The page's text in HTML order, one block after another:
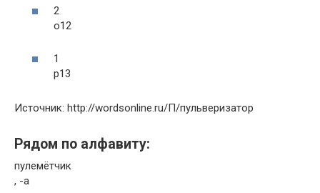
2
о12
1
р13
Источник: http://wordsonline.ru/П/пульверизатор
Рядом по алфавиту:
пулемётчик
, -а